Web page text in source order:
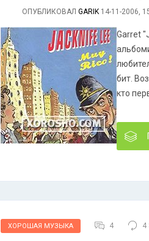
ОПУБЛИКОВАЛ GARIK 14-11-2006,
Garret
бит.
кто
ХОРОШАЯ МУЗЫКА 4 4